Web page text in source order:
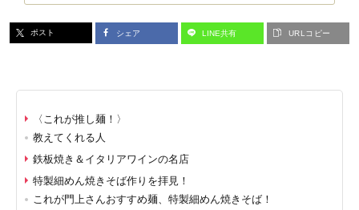
ポスト シェア LINE共有 URLコピー
〈これが推し麺！〉
教えてくれる人
鉄板焼き＆イタリアワインの名店
特製細めん焼きそば作りを拝見！
これが門上さんおすすめ麺、特製細めん焼きそば！